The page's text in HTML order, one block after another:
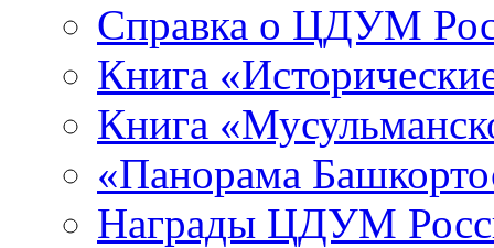
Справка о ЦДУМ
Книга
Книга
«Панорама
Награды ЦДУМ